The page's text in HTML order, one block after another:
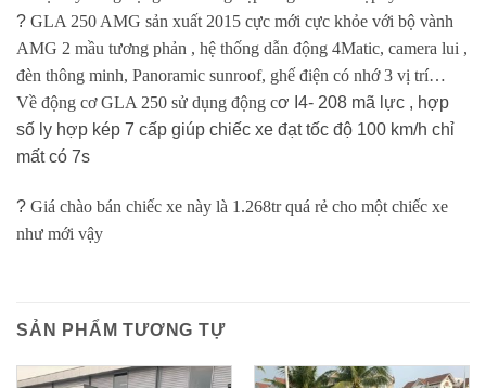
? GLA 250 AMG sản xuất 2015 cực mới cực khỏe với bộ vành
AMG 2 mầu tương phản , hệ thống dẫn động 4Matic, camera lui ,
đèn thông minh, Panoramic sunroof, ghế điện có nhớ 3 vị trí…
Về động cơ GLA 250 sử dụng động cơ I4- 208 mã lực , hợp
số ly hợp kép 7 cấp giúp chiếc xe đạt tốc độ 100 km/h chỉ
mất có 7s
? Giá chào bán chiếc xe này là 1.268tr quá rẻ cho một chiếc xe
như mới vậy
SẢN PHẨM TƯƠNG TỰ